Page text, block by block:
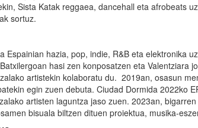
Sista Katak reggaea, dancehall eta afrobeats
sortuz.
Espainian hazia, pop, indie, R&B eta elektronika
hasi zen konposatzen eta Valentziara
artistekin kolaboratu du. 2019an, osasun
egin zuen debuta. Ciudad Dormida 2022ko
artisten laguntza jaso zuen. 2023an,
bisuala biltzen dituen proiektua, musika-